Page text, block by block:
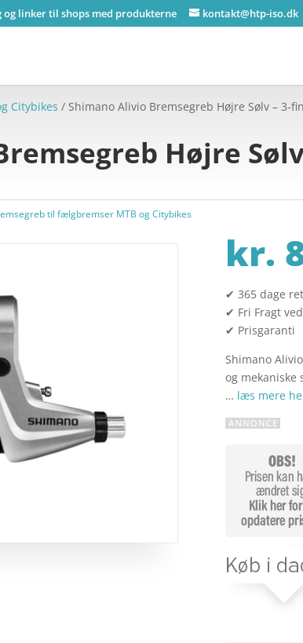
og linker til shops med produkterne kontakt@htp-iso.dk
Citybikes / Shimano Alivio Bremsegreb Højre Sølv – 3-
Højre
til fælgbremser MTB og Citybikes
kr.
✔ 365 dage
✔ Fri Fragt
✔ Prisgaranti
Shimano
og mekaniske
… læs mere